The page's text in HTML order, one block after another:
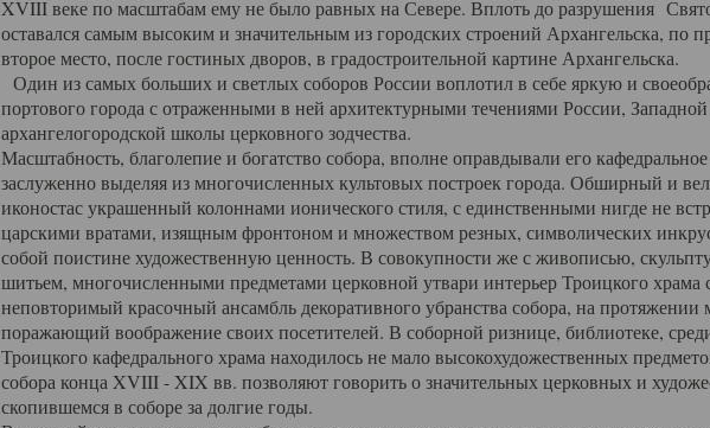
XVIII веке по масштабам ему не было равных на Севере. Вплоть до разрушения
оставался самым высоким и значительным из городских строений Архангельска, по
второе место, после гостиных дворов, в градостроительной картине Архангельска.
Один из самых больших и светлых соборов России воплотил в себе яркую и
портового города с отраженными в ней архитектурными течениями России,
архангелогородской школы церковного зодчества.
Масштабность, благолепие и богатство собора, вполне оправдывали его кафедральное
заслуженно выделяя из многочисленных культовых построек города. Обширный и
иконостас украшенный колоннами ионического стиля, с единственными нигде не
царскими вратами, изящным фронтоном и множеством резных, символических
собой поистине художественную ценность. В совокупности же с живописью,
шитьем, многочисленными предметами церковной утвари интерьер Троицкого храма
неповторимый красочный ансамбль декоративного убранства собора, на протяжении
поражающий воображение своих посетителей. В соборной ризнице, библиотеке,
Троицкого кафедрального храма находилось не мало высокохудожественных
собора конца XVIII - XIX вв. позволяют говорить о значительных церковных и
скопившемся в соборе за долгие годы.